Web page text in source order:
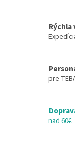
Rýchla
pre
nad 60€